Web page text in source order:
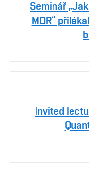
Seminář
MDR“
Invited